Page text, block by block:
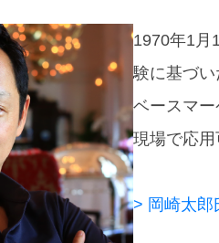
1970年1月
験に基づい
ベースマ
現場で応用
> 岡崎太郎